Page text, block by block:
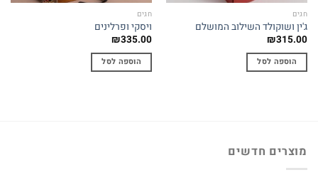
חגים
ג'ין ושוקולד השילוב המושלם
₪315.00
הוספה לסל
חגים
ויסקי ופרלינים
₪335.00
הוספה לסל
מוצרים חדשים